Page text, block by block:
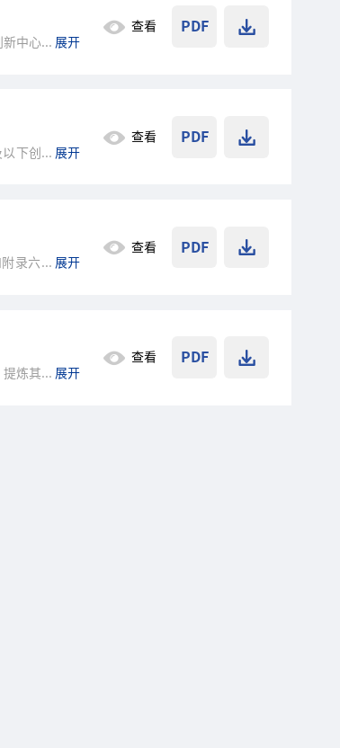
中心形成的
... 展开
查看 PDF
下创新创业
... 展开
查看 PDF
录六部分组
... 展开
查看 PDF
炼其在精准
... 展开
查看 PDF